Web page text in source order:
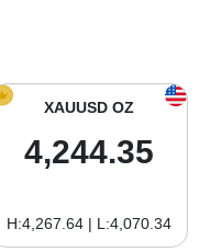
XAUUSD OZ
4,244.35
H:4,267.64 | L:4,070.34